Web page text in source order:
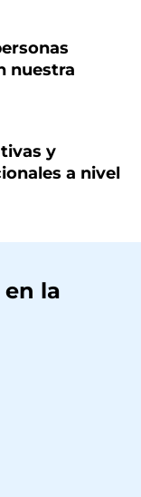
nuestra
y
a nivel
la